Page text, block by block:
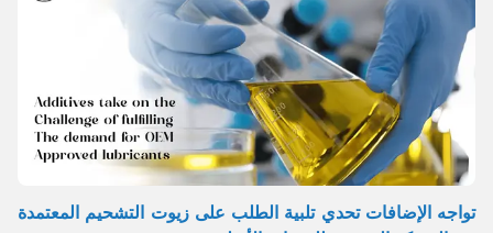
تواجه الإضافات تحدي تلبية الطلب على زيوت التشحيم المعتمدة